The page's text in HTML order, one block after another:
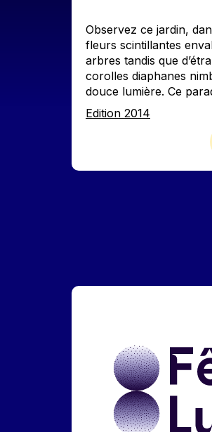
Observez ce jardin,
fleurs scintillantes
arbres tandis que
corolles diaphanes
douce lumière. Ce
Edition
Edition 2014